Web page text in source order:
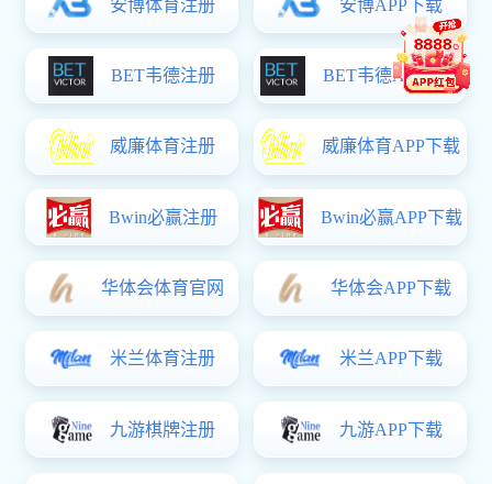
kok网页版: 关于我们
kok网页版是用友软件产品授权经销商、用友软件售后服务kok网页版，是一家
及用友软件的售后服务、二次实施开发、配套表单销售等。
kok网页版是一家高科
关、团体、各独资、合资及大中小型kok在线登陆、各事业单位，为其提供用友软
新老用户。